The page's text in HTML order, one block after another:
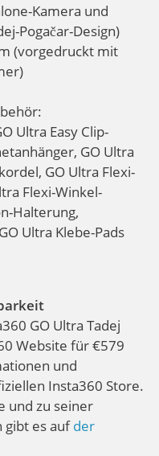
Kamera und
Pogačar-Design)
(vorgedruckt mit
Ultra Easy Clip-
GO Ultra
GO Ultra Flexi-
Flexi-Winkel-
Halterung,
Ultra Klebe-Pads
GO Ultra Tadej
Website für €579
und
Insta360 Store.
und zu seiner
gibt es aufder